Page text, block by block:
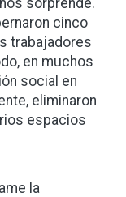
sorprende.
cinco
trabajadores
en muchos
social en
eliminaron
espacios
la